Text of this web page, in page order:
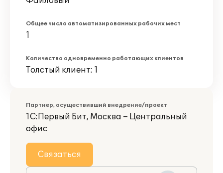
Общее число автоматизированных рабочих мест
1
Количество одновременно работающих клиентов
Толстый клиент: 1
Партнер, осуществивший внедрение/проект
1С:Первый Бит, Москва – Центральный
офис
Связаться